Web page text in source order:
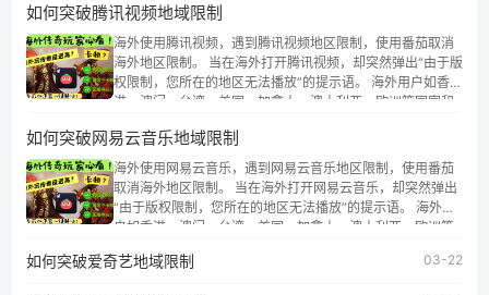
如何突破腾讯视频地域限制
海外使用腾讯视频，遇到腾讯视频地区限制，使用番茄取消
海外地区限制。 当在海外打开腾讯视频，却突然弹出“由于版
权限制，您所在的地区无法播放”的提示语。 海外用户如香
港、澳门、台湾、美国、加拿大、澳大利亚、欧洲等国家和
权限制问题，且仅能在中国大陆地区播放。 遇到这个问题的
朋友们，使用番茄回国加速器，即可解决「海外用户收听腾
讯视频地区版权限制」的问题，无论人在香港、澳门、台
湾、美国、加拿大、澳大利亚、欧洲等国家和地区工作、留
学、定居等，都可以使用，不再因地区和版权限制所困扰。
如何突破网易云音乐地域限制
海外使用网易云音乐，遇到网易云音乐地区限制，使用番茄
取消海外地区限制。 当在海外打开网易云音乐，却突然弹出
“由于版权限制，您所在的地区无法播放”的提示语。 海外用
户如香港、澳门、台湾、美国、加拿大、澳大利亚、欧洲等
地区及版权限制问题，且仅能在中国大陆地区播放。 遇到这
如何突破爱奇艺地域限制 03-22